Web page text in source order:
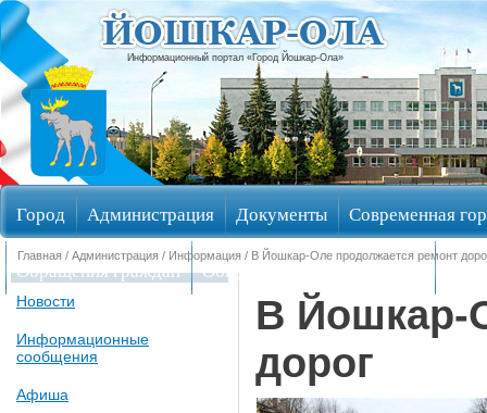
Информационный портал «Город Йошкар-Ола»
Город Администрация Документы Современная
Обращения граждан Общественные обсуждения
Главная / Администрация / Информация / В Йошкар-Оле продолжается ремонт
Новости
Информационные
сообщения
Афиша
В Йошкар-
дорог